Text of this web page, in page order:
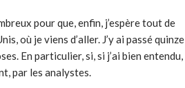
pour que, enfin, j’espère tout de
où je viens d’aller. J’y ai passé quinze
En particulier, si, si j’ai bien entendu,
par les analystes.